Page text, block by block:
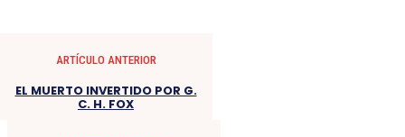
ARTÍCULO ANTERIOR
EL MUERTO INVERTIDO POR G.
C. H. FOX